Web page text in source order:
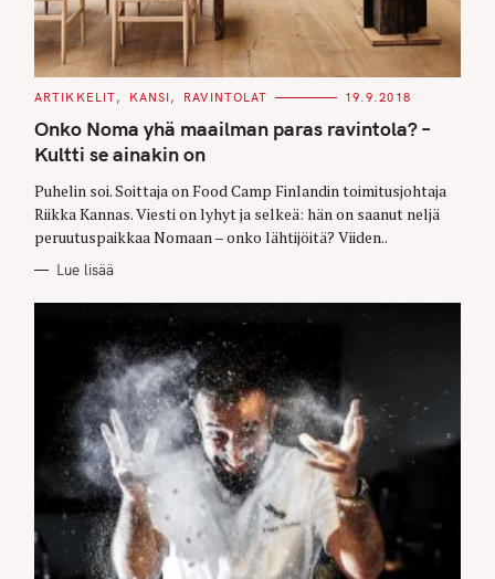
C
T
E
G
O
I
S
ARTIKKELIT KANSI RAVINTOLAT 19.9.2018
Onko Noma yhä maailman paras ravintola? –
Kultti se ainakin on
Puhelin soi. Soittaja on Food Camp Finlandin toimitusjohtaja
Riikka Kannas. Viesti on lyhyt ja selkeä: hän on saanut neljä
peruutuspaikkaa Nomaan – onko lähtijöitä? Viiden..
Lue lisää